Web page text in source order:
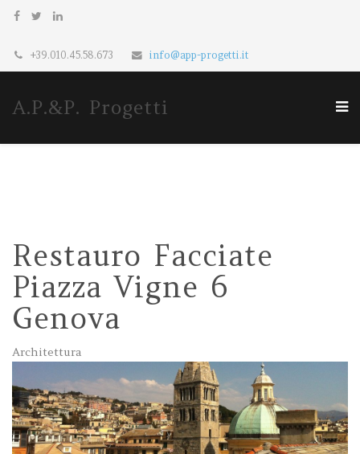
+39.010.45.58.673 info@app-progetti.it
A.P.&P. Progetti
Restauro Facciate
Piazza Vigne 6
Genova
Architettura